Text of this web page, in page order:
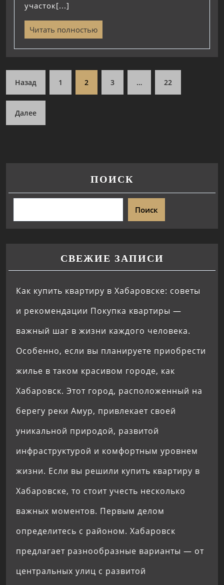
участок[...]
Читать полностью
Назад 1 2 3 … 22
Далее
ПОИСК
Поиск
СВЕЖИЕ ЗАПИСИ
Как купить квартиру в Хабаровске: советы
и рекомендации Покупка квартиры —
важный шаг в жизни каждого человека.
Особенно, если вы планируете приобрести
жилье в таком красивом городе, как
Хабаровск. Этот город, расположенный на
берегу реки Амур, привлекает своей
уникальной природой, развитой
инфраструктурой и комфортным уровнем
жизни. Если вы решили купить квартиру в
Хабаровске, то стоит учесть несколько
важных моментов. Первым делом
определитесь с районом. Хабаровск
предлагает разнообразные варианты — от
центральных улиц с развитой